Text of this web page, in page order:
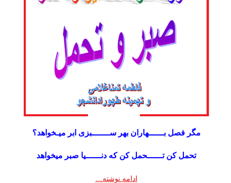
مگر فصل بــــــهاران بهر ســـــــبزی ابر میـخواهد؟
تحمل کن تــــــحمل کن که دنــــــیا صبر میخواهد
ادامه نوشته…